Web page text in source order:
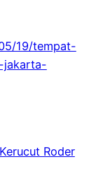
19/tempat-
jakarta-
Roder